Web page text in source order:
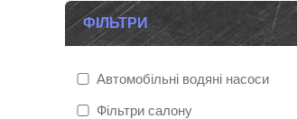
ФІЛЬТРИ
Автомобільні водяні насоси
Фільтри салону